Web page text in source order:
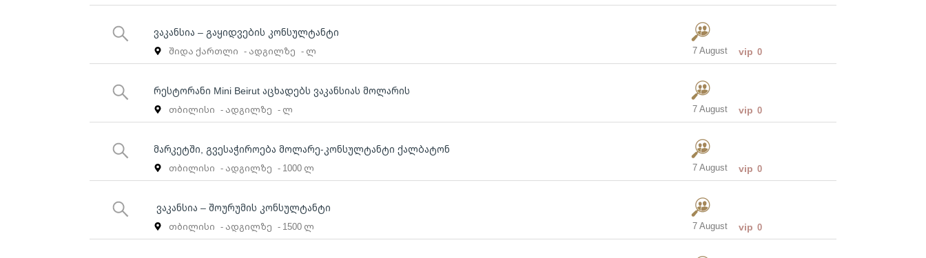
ვაკანსია – გაყიდვების კონსულტანტი
შიდა ქართლი - ადგილზე - ლ 7 August vip 0
რესტორანი Mini Beirut აცხადებს ვაკანსიას მოლარის
თბილისი - ადგილზე - ლ 7 August vip 0
მარკეტში, გვესაჭიროება მოლარე-კონსულტანტი ქალბატონ
თბილისი - ადგილზე - 1000 ლ 7 August vip 0
ვაკანსია – შოურუმის კონსულტანტი
თბილისი - ადგილზე - 1500 ლ 7 August vip 0